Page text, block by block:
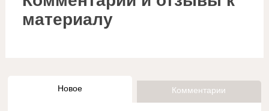
материалу
Новое Комментарии